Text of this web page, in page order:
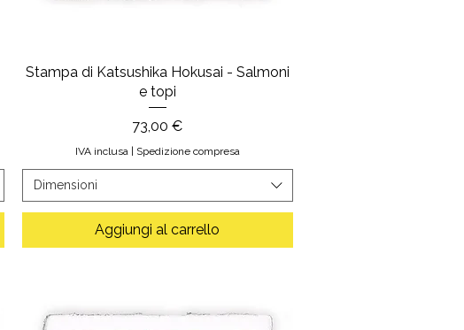
Stampa di Katsushika Hokusai - Salmoni
e topi
Prezzo
73,00 €
IVA inclusa| Spedizione compresa
Dimensioni
Aggiungi al carrello